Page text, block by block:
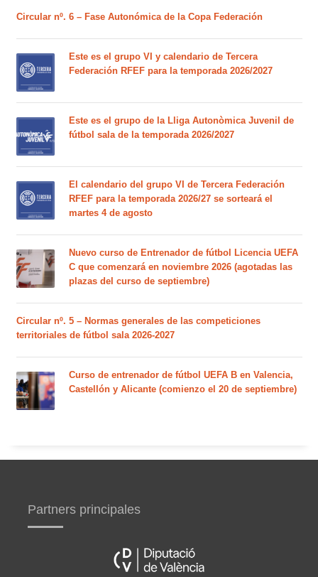
Circular nº. 6 – Fase Autonómica de la Copa Federación
Este es el grupo VI y calendario de Tercera
Federación RFEF para la temporada 2026/2027
Este es el grupo de la Lliga Autonòmica Juvenil de
fútbol sala de la temporada 2026/2027
El calendario del grupo VI de Tercera Federación
RFEF para la temporada 2026/27 se sorteará el
martes 4 de agosto
Nuevo curso de Entrenador de fútbol Licencia UEFA
C que comenzará en noviembre 2026 (agotadas las
plazas del curso de septiembre)
Circular nº. 5 – Normas generales de las competiciones
territoriales de fútbol sala 2026-2027
Curso de entrenador de fútbol UEFA B en Valencia,
Castellón y Alicante (comienzo el 20 de septiembre)
Partners principales